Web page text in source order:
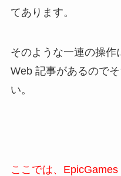
てあります。
そのような一連の操作
Web 記事があるので
い。
ここでは、